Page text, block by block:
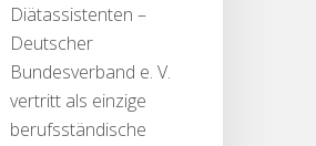
Diätassistenten –
Deutscher
Bundesverband e. V.
vertritt als einzige
berufsständische